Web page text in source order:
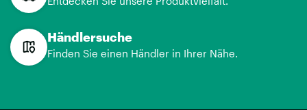
Händlersuche
Finden Sie einen Händler in Ihrer Nähe.